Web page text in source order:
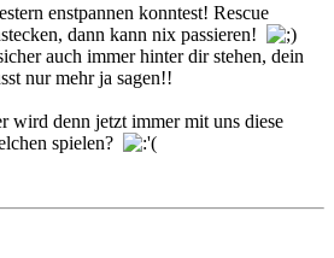
enstpannen konntest! Rescue
dann kann nix passieren!
auch immer hinter dir stehen, dein
nur mehr ja sagen!!
wird denn jetzt immer mit uns diese
spielen?